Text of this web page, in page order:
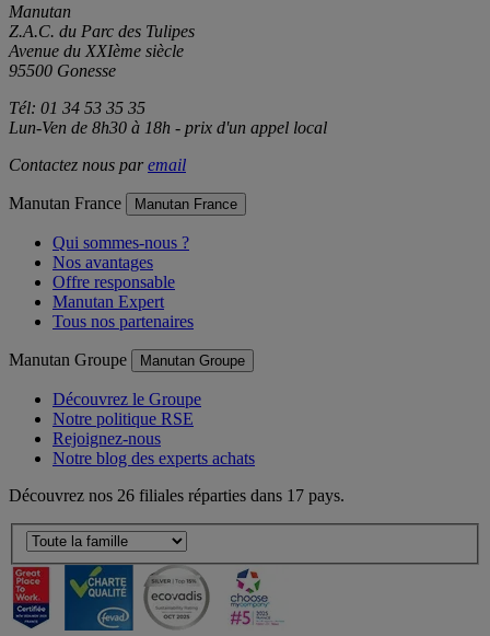
Manutan
Z.A.C. du Parc des Tulipes
Avenue du XXIème siècle
95500 Gonesse
Tél: 01 34 53 35 35
Lun-Ven de 8h30 à 18h - prix d'un appel local
Contactez nous paremail
Manutan France Manutan France
Qui sommes-nous ?
Nos avantages
Offre responsable
Manutan Expert
Tous nos partenaires
Manutan Groupe Manutan Groupe
Découvrez le Groupe
Notre politique RSE
Rejoignez-nous
Notre blog des experts achats
Découvrez nos 26 filiales réparties dans 17 pays.